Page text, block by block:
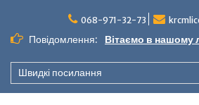
068-971-32-73
Повідомлення: Вітаємо в нашому
Швидкі посилання